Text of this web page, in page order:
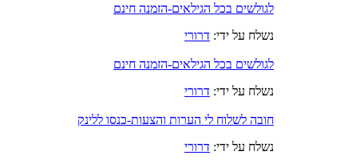
לגולשים בכל הגילאים-הזמנה חינם
נשלח על ידי: דרורי
לגולשים בכל הגילאים-הזמנה חינם
נשלח על ידי: דרורי
חובה לשלוח לי הערות והצעות-כנסו ללינק
נשלח על ידי: דרורי